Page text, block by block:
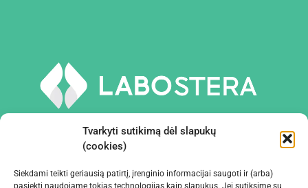
Tvarkyti sutikimą dėl slapukų
(cookies)
Siekdami teikti geriausią patirtį, įrenginio informacijai saugoti ir (arba)
pasiekti naudojame tokias technologijas kaip slapukus. Jei sutiksime su
PRIEMONĖS IR ĮRANGA